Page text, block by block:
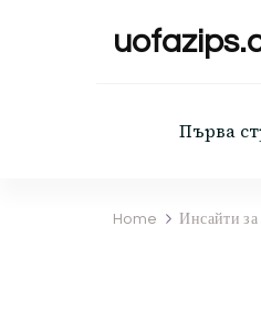
Първа
Home Инсайти за